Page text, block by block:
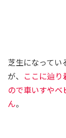
芝生になってい
が、 ここに辿
ので車いすや
ん。